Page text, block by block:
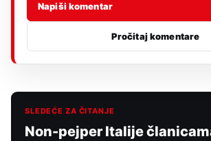
Napiši komentar
Pročitaj komentare
SLEDEĆE ZA ČITANJE
Non-pejper Italije